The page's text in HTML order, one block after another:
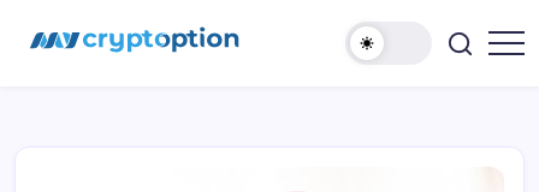
MyCryptOption